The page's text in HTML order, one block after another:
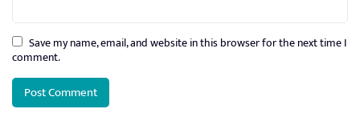
Save my name, email, and website in this browser for the next time I
comment.